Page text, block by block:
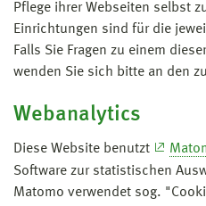
Pflege ihrer Webseiten selbst
Einrichtungen sind für die
Falls Sie Fragen zu einem
wenden Sie sich bitte an den
Webanalytics
Diese Website benutzt
Software zur statistischen
Matomo verwendet sog.